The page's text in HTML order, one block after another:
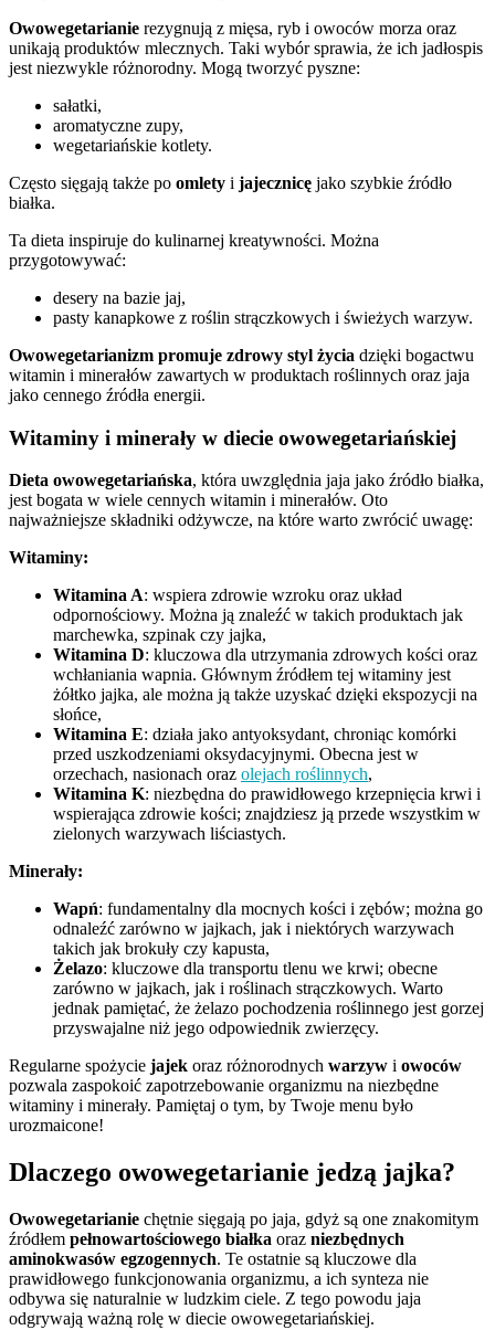
Owowegetarianie rezygnują z mięsa, ryb i owoców morza oraz
unikają produktów mlecznych. Taki wybór sprawia, że ich jadłospis
jest niezwykle różnorodny. Mogą tworzyć pyszne:
sałatki,
aromatyczne zupy,
wegetariańskie kotlety.
Często sięgają także po omlety i jajecznicę jako szybkie źródło
białka.
Ta dieta inspiruje do kulinarnej kreatywności. Można
przygotowywać:
desery na bazie jaj,
pasty kanapkowe z roślin strączkowych i świeżych warzyw.
Owowegetarianizm promuje zdrowy styl życia dzięki bogactwu
witamin i minerałów zawartych w produktach roślinnych oraz jaja
jako cennego źródła energii.
Witaminy i minerały w diecie owowegetariańskiej
Dieta owowegetariańska, która uwzględnia jaja jako źródło białka,
jest bogata w wiele cennych witamin i minerałów. Oto
najważniejsze składniki odżywcze, na które warto zwrócić uwagę:
Witaminy:
Witamina A: wspiera zdrowie wzroku oraz układ
odpornościowy. Można ją znaleźć w takich produktach jak
marchewka, szpinak czy jajka,
Witamina D: kluczowa dla utrzymania zdrowych kości oraz
wchłaniania wapnia. Głównym źródłem tej witaminy jest
żółtko jajka, ale można ją także uzyskać dzięki ekspozycji na
słońce,
Witamina E: działa jako antyoksydant, chroniąc komórki
przed uszkodzeniami oksydacyjnymi. Obecna jest w
orzechach, nasionach oraz olejach roślinnych,
Witamina K: niezbędna do prawidłowego krzepnięcia krwi i
wspierająca zdrowie kości; znajdziesz ją przede wszystkim w
zielonych warzywach liściastych.
Minerały:
Wapń: fundamentalny dla mocnych kości i zębów; można go
odnaleźć zarówno w jajkach, jak i niektórych warzywach
takich jak brokuły czy kapusta,
Żelazo: kluczowe dla transportu tlenu we krwi; obecne
zarówno w jajkach, jak i roślinach strączkowych. Warto
jednak pamiętać, że żelazo pochodzenia roślinnego jest gorzej
przyswajalne niż jego odpowiednik zwierzęcy.
Regularne spożycie jajek oraz różnorodnych warzyw i owoców
pozwala zaspokoić zapotrzebowanie organizmu na niezbędne
witaminy i minerały. Pamiętaj o tym, by Twoje menu było
urozmaicone!
Dlaczego owowegetarianie jedzą jajka?
Owowegetarianie chętnie sięgają po jaja, gdyż są one znakomitym
źródłem pełnowartościowego białka oraz niezbędnych
aminokwasów egzogennych. Te ostatnie są kluczowe dla
prawidłowego funkcjonowania organizmu, a ich synteza nie
odbywa się naturalnie w ludzkim ciele. Z tego powodu jaja
odgrywają ważną rolę w diecie owowegetariańskiej.